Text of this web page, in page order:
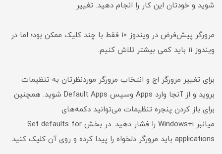
شوید و خودتان این کار را انجام دهید. تغییر
مرورگر پیش‌فرض در ویندوز ۱۰ فقط با چند کلیک ممکن بود؛ اما در
ویندوز ۱۱ باید کمی بیشتر تلاش کنیم.
برای تغییر مرورگر اج و انتخاب مرورگر موردنظرتان به تنظیمات
بروید و از آنجا وارد Apps وسپس Default Apps شوید. همچنین
برای باز کردن پنجره تنظیمات می‌توانید دکمه‌های
میانبر Windows+i را فشار دهید. در بخش Set defaults for
applications باید مرورگر دلخواه را پیدا کرده و روی آن کلیک کنید.